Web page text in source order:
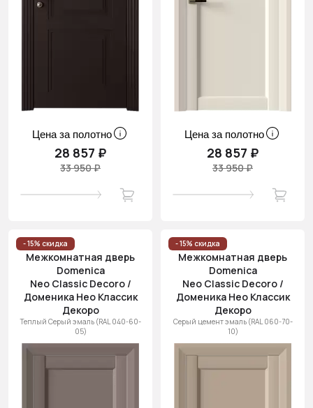
Цена за полотно
28 857 ₽
33 950 ₽
Цена за полотно
28 857 ₽
33 950 ₽
- 15% скидка
Межкомнатная дверь
Domenica
Neo Classic Decoro /
Доменика Нео Классик
Декоро
Теплый Серый эмаль (RAL 040-60-
05)
- 15% скидка
Межкомнатная дверь
Domenica
Neo Classic Decoro /
Доменика Нео Классик
Декоро
Серый цемент эмаль (RAL 060-70-
10)